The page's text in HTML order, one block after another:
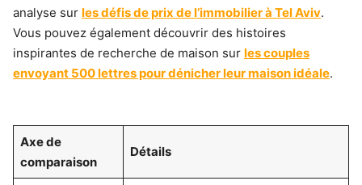
analyse sur les défis de prix de l’immobilier à Tel Aviv.
Vous pouvez également découvrir des histoires
inspirantes de recherche de maison sur les couples
envoyant 500 lettres pour dénicher leur maison idéale.
Axe de
comparaison
Détails